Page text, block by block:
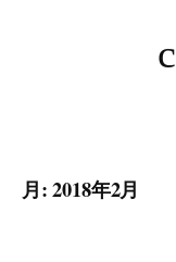
ス
月:2018年2月